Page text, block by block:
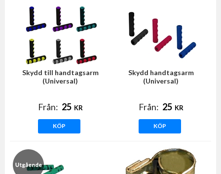
Skydd till handtagsarm
(Universal)
Från: 25 KR
KÖP
Skydd handtagsarm
(Universal)
Från: 25 KR
KÖP